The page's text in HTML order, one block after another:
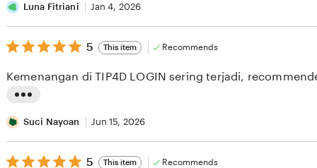
i
s
t
n
r
e
v
Luna Fitriani Jan 4, 2026
5
out
5
stars
5 This item Recommends
i
s
t
Kemenangan di TIP4D LOGIN sering terjadi,
Suci Nayoan Jun 15, 2026
5
5 This item Recommends